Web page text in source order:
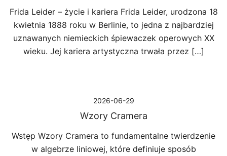
Frida Leider – życie i kariera Frida Leider, urodzona 18
kwietnia 1888 roku w Berlinie, to jedna z najbardziej
uznawanych niemieckich śpiewaczek operowych XX
wieku. Jej kariera artystyczna trwała przez […]
2026-06-29
Wzory Cramera
Wstęp Wzory Cramera to fundamentalne twierdzenie
w algebrze liniowej, które definiuje sposób